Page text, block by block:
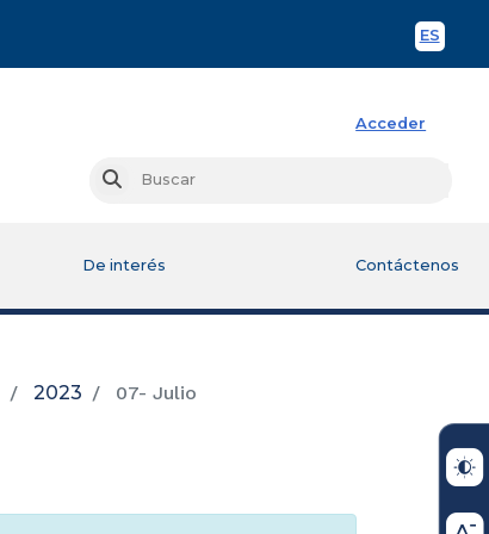
ES
Acceder
Buscar
De interés Contáctenos
2023 07- Julio